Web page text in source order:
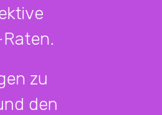
zu
den